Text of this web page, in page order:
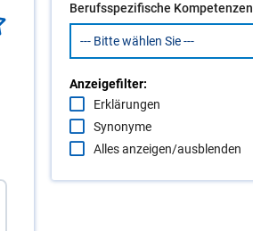
Berufsspezifische Kompetenzen
Anzeigefilter:
Erklärungen
Synonyme
Alles anzeigen/ausblenden